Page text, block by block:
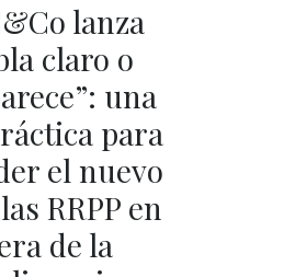
lanza
claro o
una
para
el nuevo
RRPP en
de la